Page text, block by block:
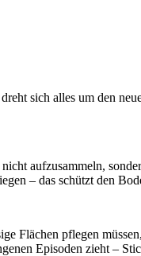
sich alles um den
aufzusammeln,
– das schützt den
Flächen pflegen
Episoden zieht –